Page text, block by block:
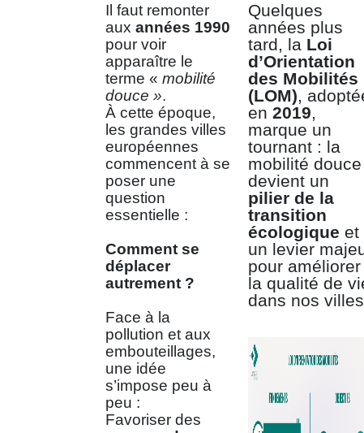
Il faut remonter
aux années 1990
pour voir
apparaître le
terme « mobilité
douce ».
À cette époque,
les grandes villes
européennes
commencent à se
poser une
question
essentielle :
Comment se
déplacer
autrement ?
Face à la
pollution et aux
embouteillages,
une idée
s’impose peu à
peu :
Favoriser des
Quelques
années plus
tard, la Loi
d’Orientation
des Mobilités
(LOM),
en 2019,
marque un
tournant : la
mobilité douce
devient un
pilier de la
transition
écologique et
un levier
pour améliorer
la qualité de
dans nos